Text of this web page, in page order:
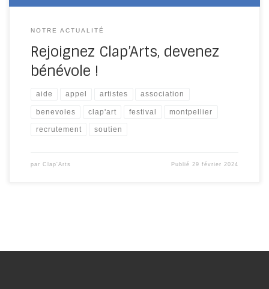
NOTRE ACTUALITÉ
Rejoignez Clap’Arts, devenez
bénévole !
aide appel artistes association
benevoles clap'art festival montpellier
recrutement soutien
par Clap'Arts Publié 29 février 2024